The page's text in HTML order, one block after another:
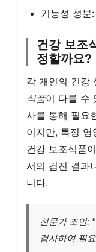
기능성 성분
건강 보조
정할까요?
각 개인의 건강
식품이 다를 수
사를 통해 필요
이지만, 특정
건강 보조식품
서의 검진 결과
니다.
전문가 조언:
검사하여 필